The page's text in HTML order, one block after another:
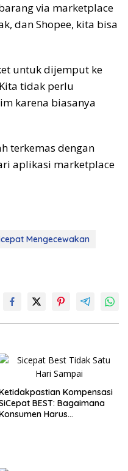
via marketplace
dan Shopee, kita bisa
untuk dijemput ke
tidak perlu
karena biasanya
terkemas dengan
aplikasi marketplace
Mengecewakan
Kompensasi
BEST: Bagaimana
Harus